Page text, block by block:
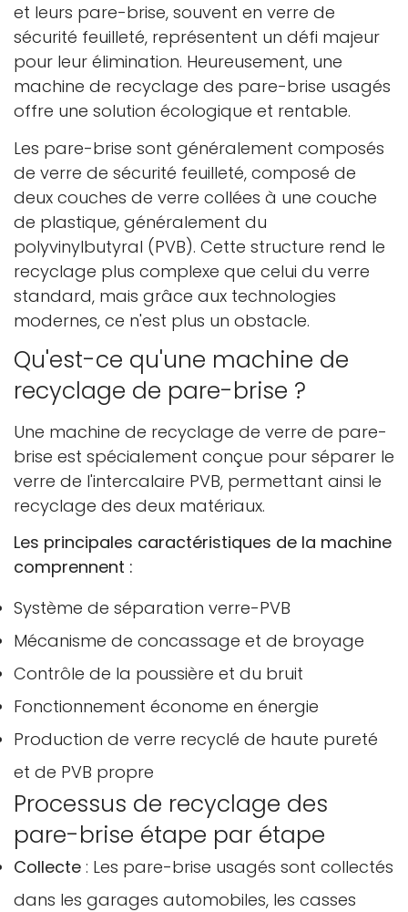
et leurs pare-brise, souvent en verre de
sécurité feuilleté, représentent un défi majeur
pour leur élimination. Heureusement, une
machine de recyclage des pare-brise usagés
offre une solution écologique et rentable.
Les pare-brise sont généralement composés
de verre de sécurité feuilleté, composé de
deux couches de verre collées à une couche
de plastique, généralement du
polyvinylbutyral (PVB). Cette structure rend le
recyclage plus complexe que celui du verre
standard, mais grâce aux technologies
modernes, ce n'est plus un obstacle.
Qu'est-ce qu'une machine de
recyclage de pare-brise ?
Une machine de recyclage de verre de pare-
brise est spécialement conçue pour séparer le
verre de l'intercalaire PVB, permettant ainsi le
recyclage des deux matériaux.
Les principales caractéristiques de la machine
comprennent :
Système de séparation verre-PVB
Mécanisme de concassage et de broyage
Contrôle de la poussière et du bruit
Fonctionnement économe en énergie
Production de verre recyclé de haute pureté
et de PVB propre
Processus de recyclage des
pare-brise étape par étape
Collecte : Les pare-brise usagés sont collectés
dans les garages automobiles, les casses